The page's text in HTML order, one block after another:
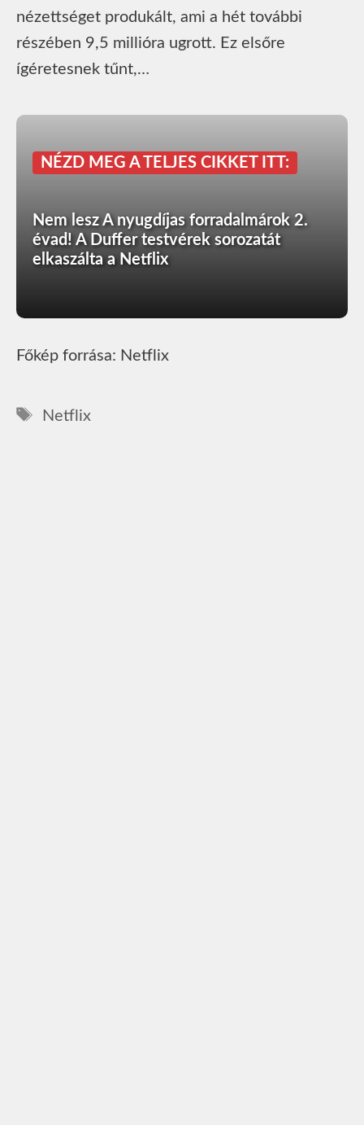
nézettséget produkált, ami a hét további
részében 9,5 millióra ugrott. Ez elsőre
ígéretesnek tűnt,…
NÉZD MEG A TELJES CIKKET ITT:
Nem lesz A nyugdíjas forradalmárok 2.
évad! A Duffer testvérek sorozatát
elkaszálta a Netflix
Főkép forrása: Netflix
Címkék
Netflix